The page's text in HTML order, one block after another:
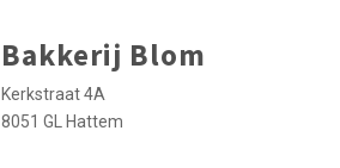
Bakkerij Blom
Kerkstraat 4A
8051 GL Hattem